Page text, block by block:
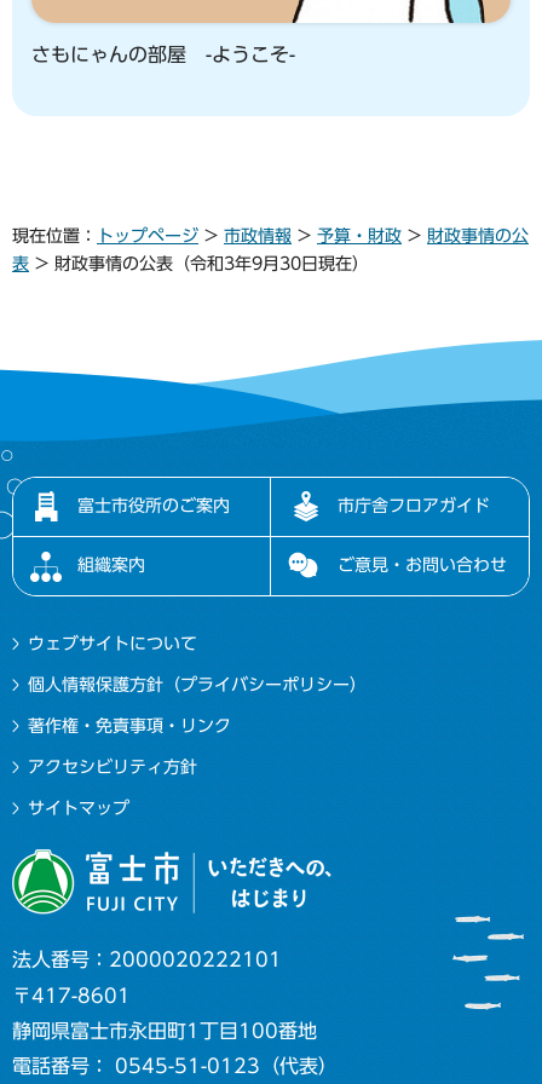
さもにゃんの部屋 -ようこそ-
現在位置： トップページ > 市政情報 > 予算・財政 > 財政事情の公
表 > 財政事情の公表（令和3年9月30日現在）
富士市役所のご案内 市庁舎フロアガイド
組織案内 ご意見・お問い合わせ
ウェブサイトについて
個人情報保護方針（プライバシーポリシー）
著作権・免責事項・リンク
アクセシビリティ方針
サイトマップ
法人番号：2000020222101
〒417-8601
静岡県富士市永田町1丁目100番地
電話番号： 0545-51-0123（代表）